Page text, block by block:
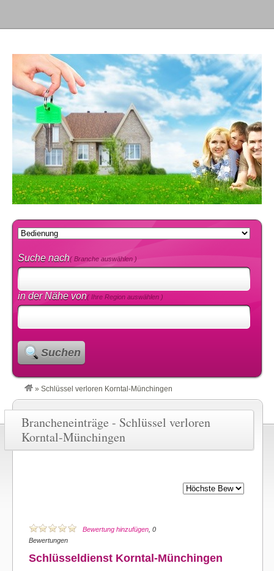
Suche nach( Branche auswählen )
in der Nähe von( Ihre Region auswählen )
Suchen
» Schlüssel verloren Korntal-Münchingen
Brancheneinträge - Schlüssel verloren
Korntal-Münchingen
Bewertung hinzufügen , 0
Bewertungen
Schlüsseldienst Korntal-Münchingen